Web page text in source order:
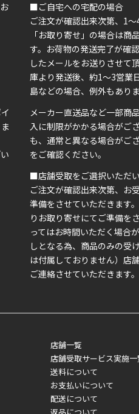
■ご自宅への宅配の場合
ご注文が確認出来次第、1～
「お取り寄せ」の場合は商
す。お荷物の発送完了が確
したメールをお送りさせて
庫より発送後、約1～3営業
島などの場合、例外もあり
メーカー直送品など一部商
入に制限がかかる場合がご
も、通常と異なる場合がご
をご確認ください。
■店舗受取をご選択いただ
ご注文が確認出来次第、お
準備をさせていただきます
りお取り寄せにてご準備を
ってはお時間いただく場合
しとなる為、商品のみの受
は付属しておりません）店
ご連絡させていただきます。
店舗一覧
店舗受取サービス実施一
送料について
お支払いについて
配送について